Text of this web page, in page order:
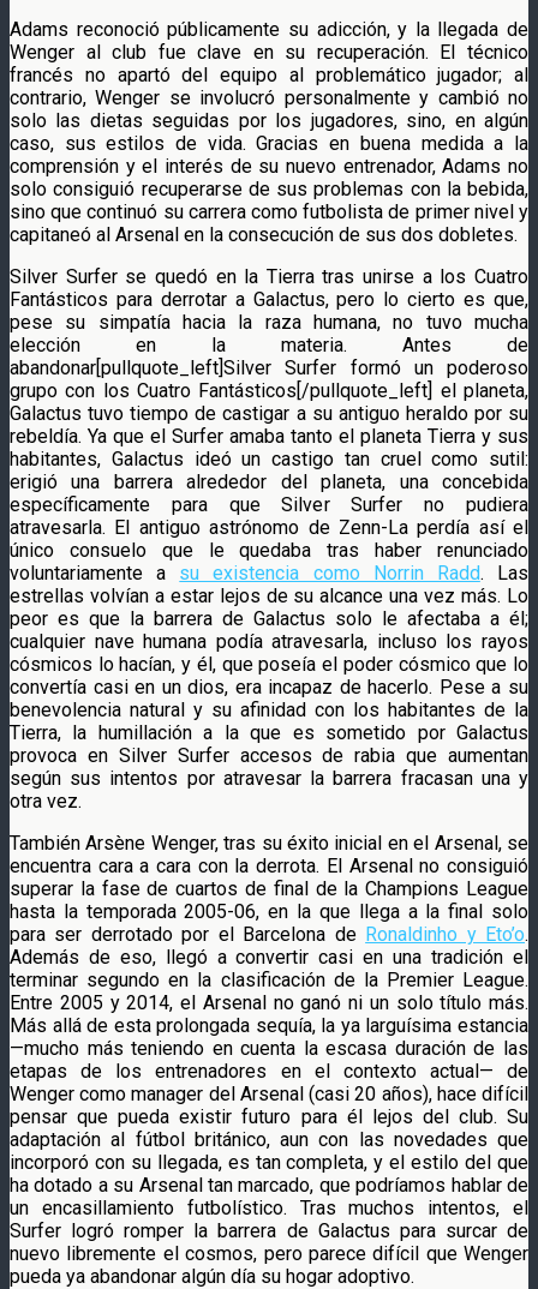
Adams reconoció públicamente su adicción, y la llegada de
Wenger al club fue clave en su recuperación. El técnico
francés no apartó del equipo al problemático jugador; al
contrario, Wenger se involucró personalmente y cambió no
solo las dietas seguidas por los jugadores, sino, en algún
caso, sus estilos de vida. Gracias en buena medida a la
comprensión y el interés de su nuevo entrenador, Adams no
solo consiguió recuperarse de sus problemas con la bebida,
sino que continuó su carrera como futbolista de primer nivel y
capitaneó al Arsenal en la consecución de sus dos dobletes.
Silver Surfer se quedó en la Tierra tras unirse a los Cuatro
Fantásticos para derrotar a Galactus, pero lo cierto es que,
pese su simpatía hacia la raza humana, no tuvo mucha
elección en la materia. Antes de
abandonar[pullquote_left]Silver Surfer formó un poderoso
grupo con los Cuatro Fantásticos[/pullquote_left] el planeta,
Galactus tuvo tiempo de castigar a su antiguo heraldo por su
rebeldía. Ya que el Surfer amaba tanto el planeta Tierra y sus
habitantes, Galactus ideó un castigo tan cruel como sutil:
erigió una barrera alrededor del planeta, una concebida
específicamente para que Silver Surfer no pudiera
atravesarla. El antiguo astrónomo de Zenn-La perdía así el
único consuelo que le quedaba tras haber renunciado
voluntariamente a su existencia como Norrin Radd. Las
estrellas volvían a estar lejos de su alcance una vez más. Lo
peor es que la barrera de Galactus solo le afectaba a él;
cualquier nave humana podía atravesarla, incluso los rayos
cósmicos lo hacían, y él, que poseía el poder cósmico que lo
convertía casi en un dios, era incapaz de hacerlo. Pese a su
benevolencia natural y su afinidad con los habitantes de la
Tierra, la humillación a la que es sometido por Galactus
provoca en Silver Surfer accesos de rabia que aumentan
según sus intentos por atravesar la barrera fracasan una y
otra vez.
También Arsène Wenger, tras su éxito inicial en el Arsenal, se
encuentra cara a cara con la derrota. El Arsenal no consiguió
superar la fase de cuartos de final de la Champions League
hasta la temporada 2005-06, en la que llega a la final solo
para ser derrotado por el Barcelona de Ronaldinho y Eto’o.
Además de eso, llegó a convertir casi en una tradición el
terminar segundo en la clasificación de la Premier League.
Entre 2005 y 2014, el Arsenal no ganó ni un solo título más.
Más allá de esta prolongada sequía, la ya larguísima estancia
—mucho más teniendo en cuenta la escasa duración de las
etapas de los entrenadores en el contexto actual— de
Wenger como manager del Arsenal (casi 20 años), hace difícil
pensar que pueda existir futuro para él lejos del club. Su
adaptación al fútbol británico, aun con las novedades que
incorporó con su llegada, es tan completa, y el estilo del que
ha dotado a su Arsenal tan marcado, que podríamos hablar de
un encasillamiento futbolístico. Tras muchos intentos, el
Surfer logró romper la barrera de Galactus para surcar de
nuevo libremente el cosmos, pero parece difícil que Wenger
pueda ya abandonar algún día su hogar adoptivo.